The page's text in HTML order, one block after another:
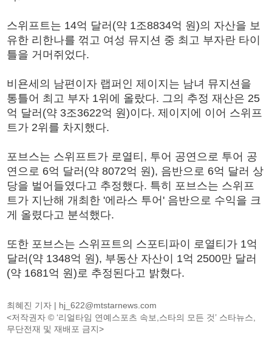
스위프트는 14억 달러(약 1조8834억 원)의 자산을 보
유한 리한나를 꺾고 여성 뮤지션 중 최고 부자란 타이
틀을 거머쥐었다.
비욘세의 남편이자 랩퍼인 제이지는 남녀 뮤지션을
통틀어 최고 부자 1위에 올랐다. 그의 추정 재산은 25
억 달러(약 3조3622억 원)이다. 제이지에 이어 스위프
트가 2위를 차지했다.
포브스는 스위프트가 로열티, 투어 공연으로 투어 공
연으로 6억 달러(약 8072억 원), 음반으로 6억 달러 상
당을 벌어들였다고 추정했다. 특히 포브스는 스위프
트가 지난해 개최한 '에라스 투어' 음반으로 수익을 크
게 올렸다고 분석했다.
또한 포브스는 스위프트의 스포티파이 로열티가 1억
달러(약 1348억 원), 부동산 자산이 1억 2500만 달러
(약 1681억 원)로 추정된다고 밝혔다.
최혜진 기자 | hj_622@mtstarnews.com
<저작권자 © ‘리얼타임 연예스포츠 속보,스타의 모든 것’ 스타뉴스,
무단전재 및 재배포 금지>